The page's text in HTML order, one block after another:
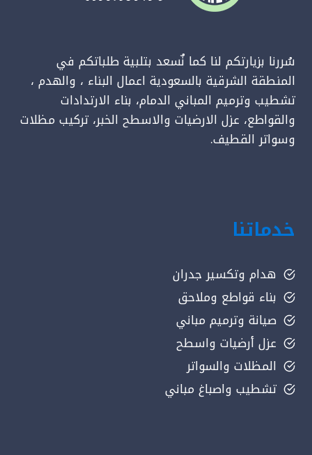
سُررنا بزيارتكم لنا كما نٌسعد بتلبية طلباتكم في
المنطقة الشرقية بالسعودية اعمال البناء ، والهدم ،
تشطيب وترميم المباني الدمام، بناء الارتدادات
والقواطع، عزل الارضيات والاسطح الخبر، تركيب مظلات
وسواتر القطيف.
خدماتنا
هدام وتكسير جدران
بناء قواطع وملاحق
صيانة وترميم مباني
عزل أرضيات واسطح
المظلات والسواتر
تشطيب واصباغ مباني